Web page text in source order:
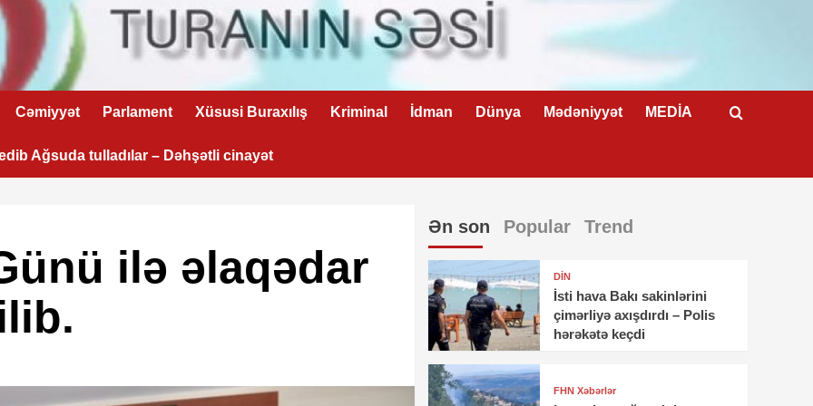
Cəmiyyət Parlament Xüsusi Buraxılış Kriminal İdman Dünya Mədəniyyət MEDİA
Ağsuda tulladılar – Dəhşətli cinayət
ilə əlaqədar
Ən son Popular Trend
DİN
İsti hava Bakı sakinlərini
çimərliyə axışdırdı – Polis
hərəkətə keçdi
FHN Xəbərlər